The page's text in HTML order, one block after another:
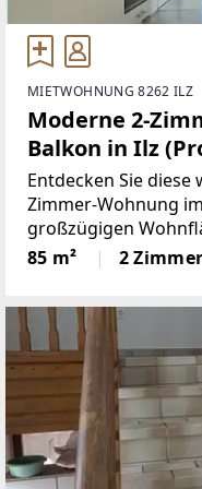
MIETWOHNUNG 8262 ILZ
Moderne 2-
Balkon in Ilz
Entdecken Sie
Zimmer-Wohnung
großzügigen
Wohnung den
Die
85 m² 2 Zimmer